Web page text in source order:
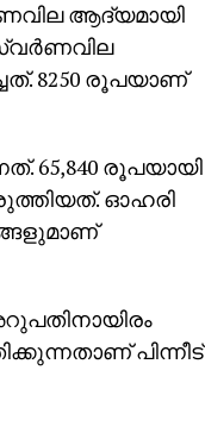
ആദ്യമായി
8250 രൂപയാണ്
65,840 രൂപയായി
ഓഹരി
പിന്നീട്